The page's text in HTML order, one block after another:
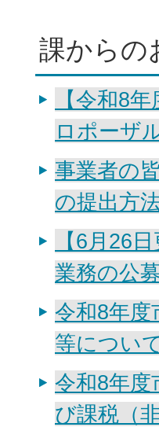
課からの
【令和8
ロポーザ
事業者の
の提出方
【6月26
業務の公
令和8年度
等につい
令和8年度
び課税（